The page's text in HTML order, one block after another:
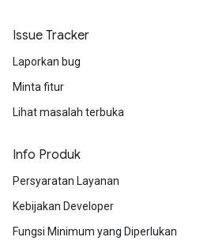
Issue Tracker
Laporkan bug
Minta fitur
Lihat masalah terbuka
Info Produk
Persyaratan Layanan
Kebijakan Developer
Fungsi Minimum yang Diperlukan